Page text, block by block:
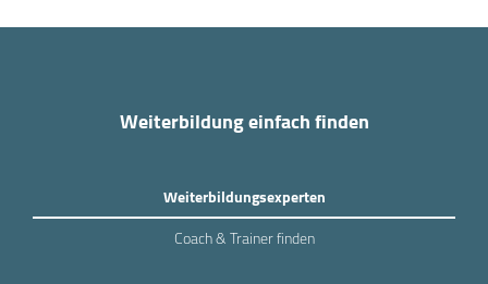
Weiterbildung einfach finden
Weiterbildungsexperten
Coach & Trainer finden